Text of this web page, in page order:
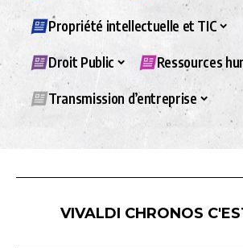
Propriété intellectuelle et TIC
Droit Public Ressources
Transmission d’entreprise
VIVALDI CHRONOS